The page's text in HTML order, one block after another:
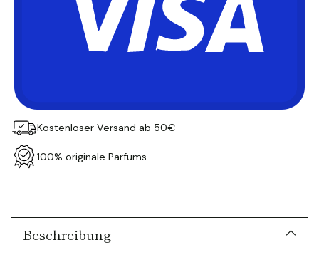
Kostenloser Versand ab 50€
100% originale Parfums
legen
Beschreibung